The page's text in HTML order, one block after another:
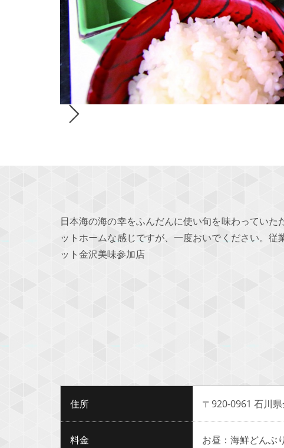
日本海の海の幸をふんだんに使い旬を味わってい
ットホームな感じですが、一度おいでください。
ット金沢美味参加店
住所 〒920-0961 石川
料金
お昼：海鮮どんぶ